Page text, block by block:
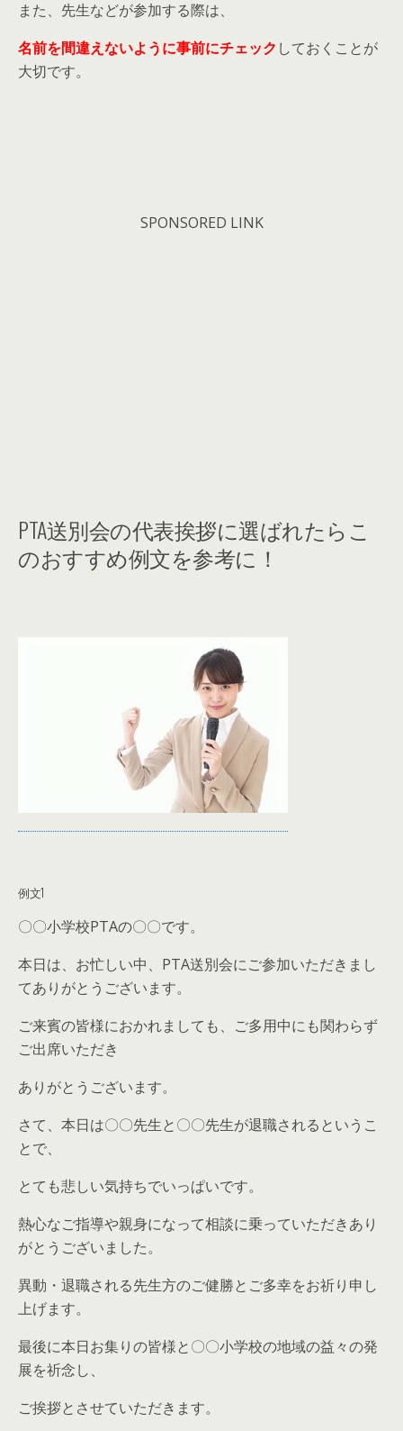
また、先生などが参加する際は、
名前を間違えないように事前にチェック しておくことが
大切です。
SPONSORED LINK
PTA送別会の代表挨拶に選ばれたらこ
のおすすめ例文を参考に！
例文1
〇〇小学校PTAの〇〇です。
本日は、お忙しい中、PTA送別会にご参加いただきまし
てありがとうございます。
ご来賓の皆様におかれましても、ご多用中にも関わらず
ご出席いただき
ありがとうございます。
さて、本日は〇〇先生と〇〇先生が退職されるというこ
とで、
とても悲しい気持ちでいっぱいです。
熱心なご指導や親身になって相談に乗っていただきあり
がとうございました。
異動・退職される先生方のご健勝とご多幸をお祈り申し
上げます。
最後に本日お集りの皆様と〇〇小学校の地域の益々の発
展を祈念し、
ご挨拶とさせていただきます。